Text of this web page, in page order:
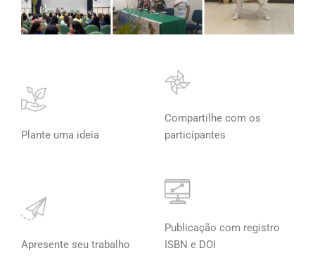
Plante uma ideia
Compartilhe com os
participantes
Apresente seu trabalho
Publicação com registro
ISBN e DOI